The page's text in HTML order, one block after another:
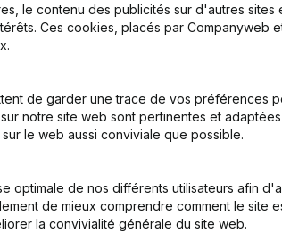
le contenu des publicités sur d'autres sites
Ces cookies, placés par Companyweb
de garder une trace de vos préférences
notre site web sont pertinentes et
le web aussi conviviale que possible.
optimale de nos différents utilisateurs afin
de mieux comprendre comment le site
la convivialité générale du site web.
Produit
d’entreprise
Monitoring